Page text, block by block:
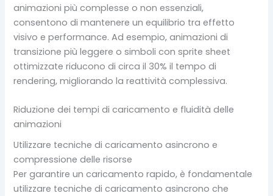
animazioni più complesse o non essenziali,
consentono di mantenere un equilibrio tra effetto
visivo e performance. Ad esempio, animazioni di
transizione più leggere o simboli con sprite sheet
ottimizzate riducono di circa il 30% il tempo di
rendering, migliorando la reattività complessiva.
Riduzione dei tempi di caricamento e fluidità delle
animazioni
Utilizzare tecniche di caricamento asincrono e
compressione delle risorse
Per garantire un caricamento rapido, è fondamentale
utilizzare tecniche di caricamento asincrono che